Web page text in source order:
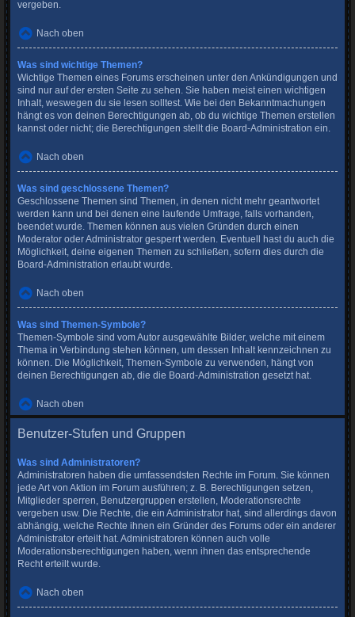
vergeben.
Nach oben
Was sind wichtige Themen?
Wichtige Themen eines Forums erscheinen unter den Ankündigungen und
sind nur auf der ersten Seite zu sehen. Sie haben meist einen wichtigen
Inhalt, weswegen du sie lesen solltest. Wie bei den Bekanntmachungen
hängt es von deinen Berechtigungen ab, ob du wichtige Themen erstellen
kannst oder nicht; die Berechtigungen stellt die Board-Administration ein.
Nach oben
Was sind geschlossene Themen?
Geschlossene Themen sind Themen, in denen nicht mehr geantwortet
werden kann und bei denen eine laufende Umfrage, falls vorhanden,
beendet wurde. Themen können aus vielen Gründen durch einen
Moderator oder Administrator gesperrt werden. Eventuell hast du auch die
Möglichkeit, deine eigenen Themen zu schließen, sofern dies durch die
Board-Administration erlaubt wurde.
Nach oben
Was sind Themen-Symbole?
Themen-Symbole sind vom Autor ausgewählte Bilder, welche mit einem
Thema in Verbindung stehen können, um dessen Inhalt kennzeichnen zu
können. Die Möglichkeit, Themen-Symbole zu verwenden, hängt von
deinen Berechtigungen ab, die die Board-Administration gesetzt hat.
Nach oben
Benutzer-Stufen und Gruppen
Was sind Administratoren?
Administratoren haben die umfassendsten Rechte im Forum. Sie können
jede Art von Aktion im Forum ausführen; z. B. Berechtigungen setzen,
Mitglieder sperren, Benutzergruppen erstellen, Moderationsrechte
vergeben usw. Die Rechte, die ein Administrator hat, sind allerdings davon
abhängig, welche Rechte ihnen ein Gründer des Forums oder ein anderer
Administrator erteilt hat. Administratoren können auch volle
Moderationsberechtigungen haben, wenn ihnen das entsprechende
Recht erteilt wurde.
Nach oben